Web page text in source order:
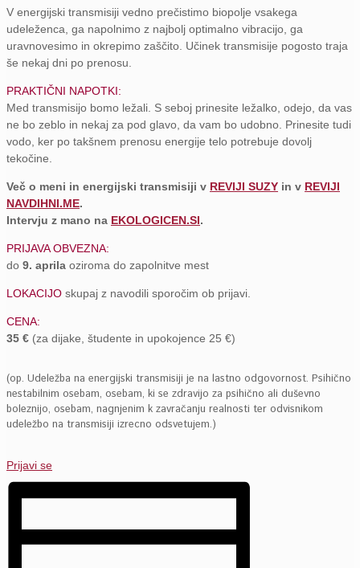
V energijski transmisiji vedno prečistimo biopolje vsakega
udeleženca, ga napolnimo z najbolj optimalno vibracijo, ga
uravnovesimo in okrepimo zaščito. Učinek transmisije pogosto traja
še nekaj dni po prenosu.
PRAKTIČNI NAPOTKI:
Med transmisijo bomo ležali. S seboj prinesite ležalko, odejo, da vas
ne bo zeblo in nekaj za pod glavo, da vam bo udobno. Prinesite tudi
vodo, ker po takšnem prenosu energije telo potrebuje dovolj
tekočine.
Več o meni in energijski transmisiji v REVIJI SUZY in v REVIJI
NAVDIHNI.ME.
Intervju z mano na EKOLOGICEN.SI.
PRIJAVA OBVEZNA:
do 9. aprila oziroma do zapolnitve mest
LOKACIJO skupaj z navodili sporočim ob prijavi.
CENA:
35 € (za dijake, študente in upokojence 25 €)
(op. Udeležba na energijski transmisiji je na lastno odgovornost. Psihično
nestabilnim osebam, osebam, ki se zdravijo za psihično ali duševno
boleznijo, osebam, nagnjenim k zavračanju realnosti ter odvisnikom
udeležbo na transmisiji izrecno odsvetujem.)
Prijavi se